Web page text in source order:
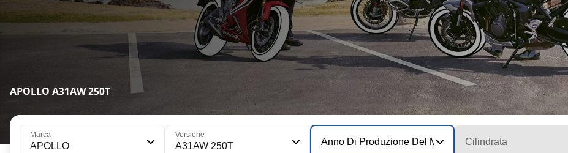
APOLLO A31AW 250T
Marca
APOLLO
Versione
A31AW 250T Anno Di Produzione Del Modello Cilindrata